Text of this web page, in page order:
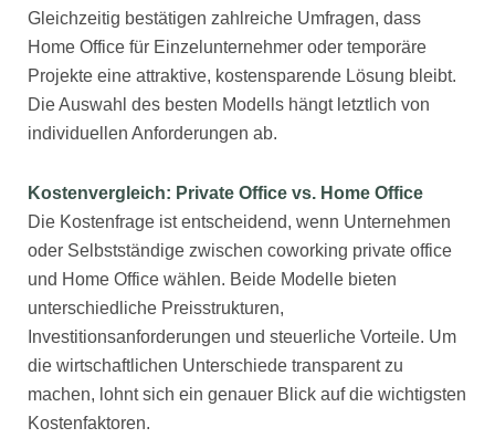
Gleichzeitig bestätigen zahlreiche Umfragen, dass
Home Office für Einzelunternehmer oder temporäre
Projekte eine attraktive, kostensparende Lösung bleibt.
Die Auswahl des besten Modells hängt letztlich von
individuellen Anforderungen ab.
Kostenvergleich: Private Office vs. Home Office
Die Kostenfrage ist entscheidend, wenn Unternehmen
oder Selbstständige zwischen coworking private office
und Home Office wählen. Beide Modelle bieten
unterschiedliche Preisstrukturen,
Investitionsanforderungen und steuerliche Vorteile. Um
die wirtschaftlichen Unterschiede transparent zu
machen, lohnt sich ein genauer Blick auf die wichtigsten
Kostenfaktoren.